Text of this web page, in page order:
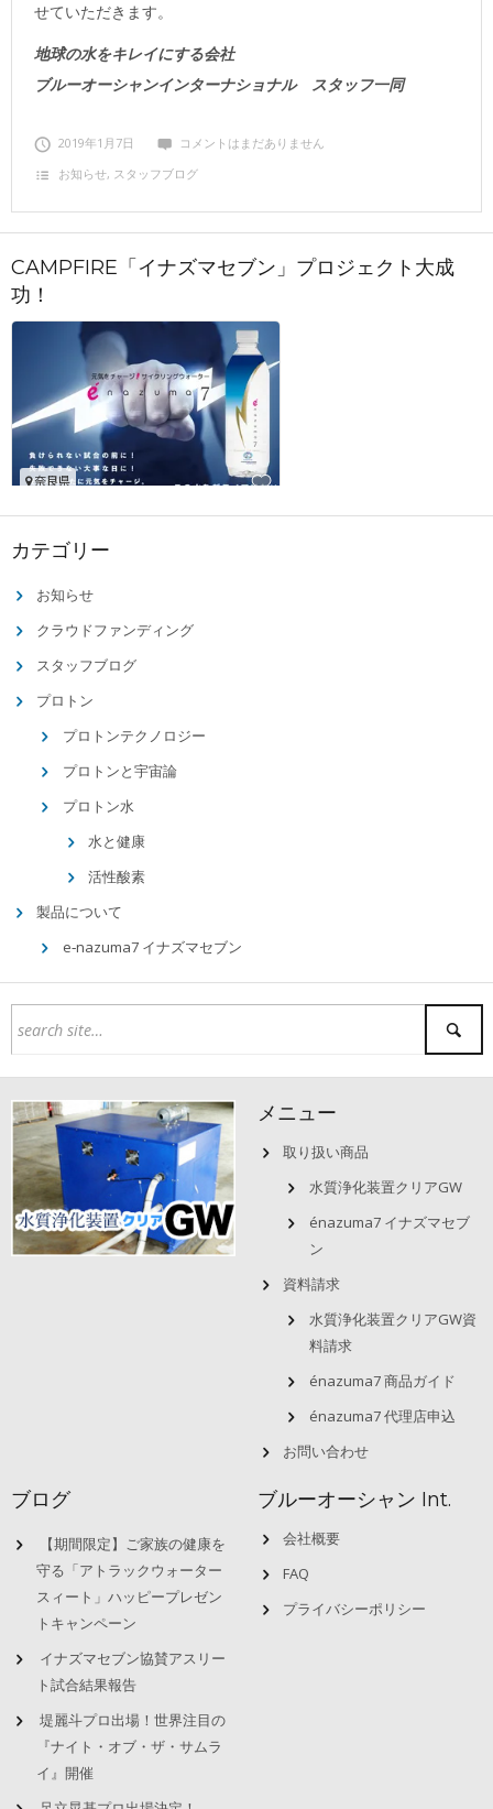
せていただきます。
地球の水をキレイにする会社
ブルーオーシャンインターナショナル スタッフ一同
2019年1月7日
コメントはまだありません
お知らせ, スタッフブログ
CAMPFIRE「イナズマセブン」プロジェクト大成
功！
カテゴリー
お知らせ
クラウドファンディング
スタッフブログ
プロトン
プロトンテクノロジー
プロトンと宇宙論
プロトン水
水と健康
活性酸素
製品について
e‐nazuma7 イナズマセブン
メニュー
取り扱い商品
水質浄化装置クリアGW
énazuma7 イナズマセブ
ン
資料請求
水質浄化装置クリアGW資
料請求
énazuma7 商品ガイド
énazuma7 代理店申込
お問い合わせ
ブログ
【期間限定】ご家族の健康を
守る「アトラックウォーター
スィート」ハッピープレゼン
トキャンペーン
イナズマセブン協賛アスリー
ト試合結果報告
堤麗斗プロ出場！世界注目の
『ナイト・オブ・ザ・サムラ
イ』開催
ブルーオーシャン Int.
会社概要
FAQ
プライバシーポリシー